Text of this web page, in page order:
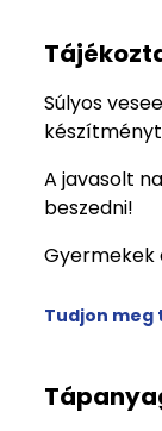
Súlyos
A javasolt
beszedni!
Gyermekek
Tudjon meg